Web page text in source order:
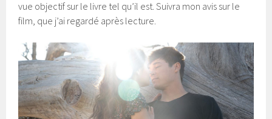
vue objectif sur le livre tel qu’il est. Suivra mon avis sur le
film, que j’ai regardé après lecture.